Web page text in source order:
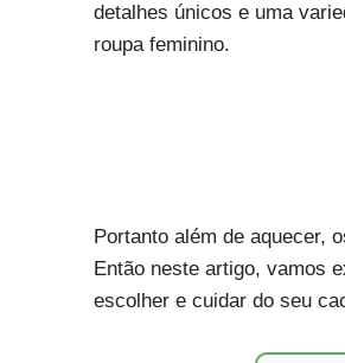
detalhes únicos e uma
roupa feminino.
Portanto além de aquecer,
Então neste artigo, vamos
escolher e cuidar do seu